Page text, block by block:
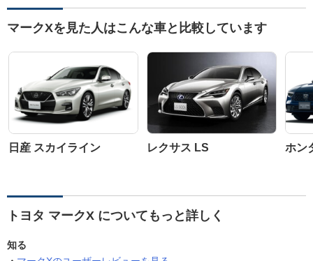
マークXを見た人はこんな車と比較しています
日産 スカイライン レクサス LS ホン
トヨタ マークX についてもっと詳しく
知る